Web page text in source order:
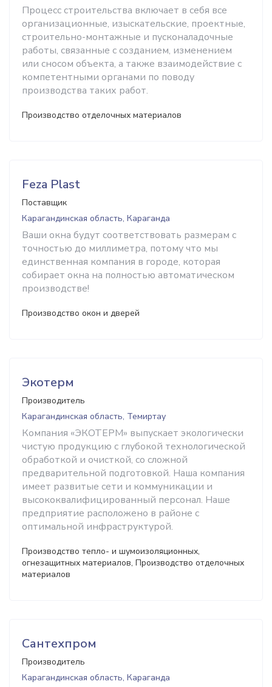
Процесс строительства включает в себя все
организационные, изыскательские, проектные,
строительно-монтажные и пусконаладочные
работы, связанные с созданием, изменением
или сносом объекта, а также взаимодействие с
компетентными органами по поводу
производства таких работ.
Производство отделочных материалов
Feza Plast
Поставщик
Карагандинская область, Караганда
Ваши окна будут соответствовать размерам с
точностью до миллиметра, потому что мы
единственная компания в городе, которая
собирает окна на полностью автоматическом
производстве!
Производство окон и дверей
Экотерм
Производитель
Карагандинская область, Темиртау
Компания «ЭКОТЕРМ» выпускает экологически
чистую продукцию с глубокой технологической
обработкой и очисткой, со сложной
предварительной подготовкой. Наша компания
имеет развитые сети и коммуникации и
высококвалифицированный персонал. Наше
предприятие расположено в районе с
оптимальной инфраструктурой.
Производство тепло- и шумоизоляционных,
огнезащитных материалов, Производство отделочных
материалов
Сантехпром
Производитель
Карагандинская область, Караганда